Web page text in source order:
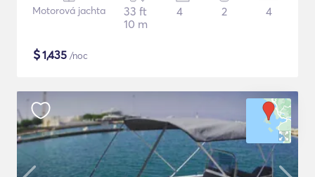
Motorová jachta
33 ft
10 m
4 2 4
$1,435 /noc